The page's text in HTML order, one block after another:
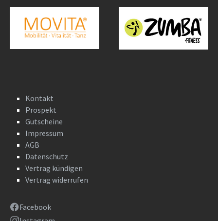
Kontakt
Prospekt
Gutscheine
Impressum
AGB
Datenschutz
Vertrag kündigen
Vertrag widerrufen
Facebook